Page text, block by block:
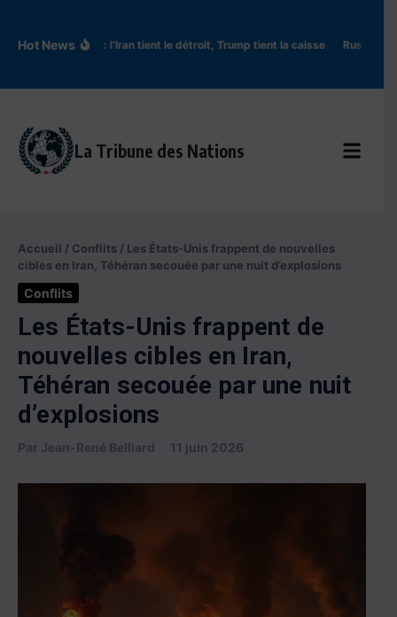
Hot NewsOrmuz : l’Iran tient le détroit, Trump tient la caisse Rus’ de
La Tribune des Nations
Accueil / Conflits / Les États-Unis frappent de nouvelles
cibles en Iran, Téhéran secouée par une nuit d’explosions
Conflits
Les États-Unis frappent de
nouvelles cibles en Iran,
Téhéran secouée par une nuit
d’explosions
Par Jean-René Belliard 11 juin 2026